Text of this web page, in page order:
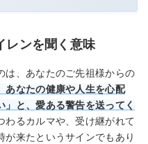
レンを聞く意味
は、あなたのご先祖様からの
あなたの健康や人生を心配
」と、愛ある警告を送ってく
わるカルマや、受け継がれて
が来たというサインでもあり